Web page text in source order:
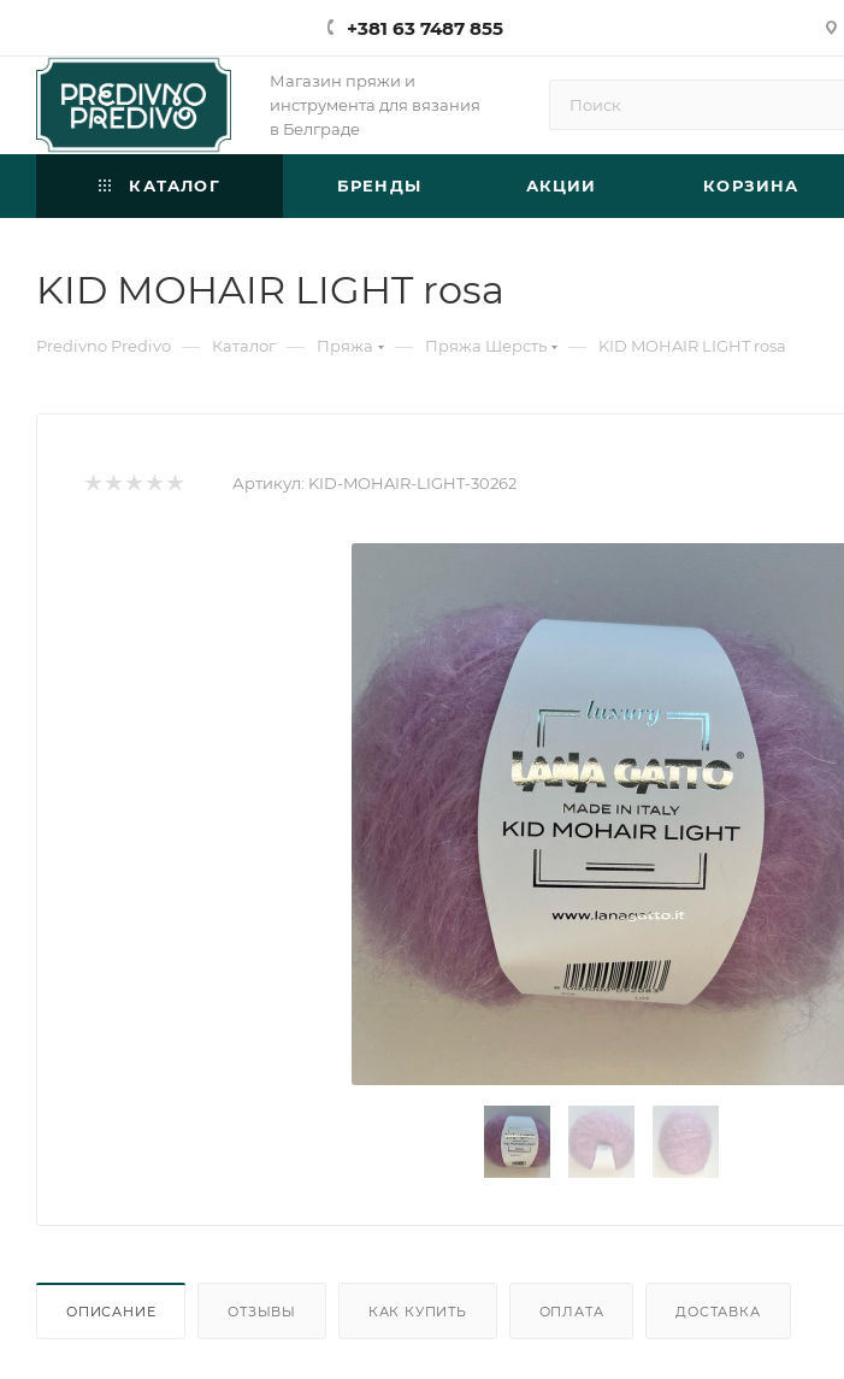
+381 63 7487 855
Магазин пряжи и
инструмента для вязания
в Белграде
КАТАЛОГ БРЕНДЫ АКЦИИ КОРЗИНА
KID MOHAIR LIGHT rosa
Predivno Predivo — Каталог — Пряжа — Пряжа Шерсть — KID MOHAIR LIGHT rosa
Артикул: KID-MOHAIR-LIGHT-30262
ОПИСАНИЕ ОТЗЫВЫ КАК КУПИТЬ ОПЛАТА ДОСТАВКА